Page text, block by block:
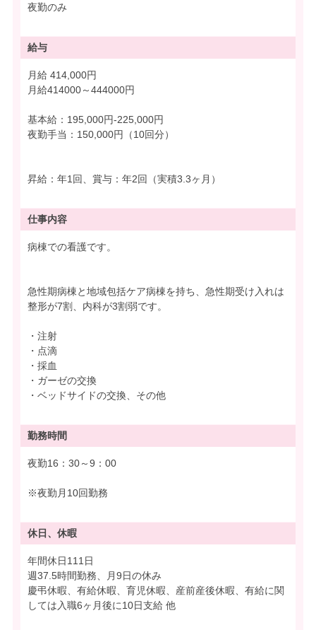
夜勤のみ
給与
月給 414,000円
月給414000～444000円
基本給：195,000円-225,000円
夜勤手当：150,000円（10回分）
昇給：年1回、賞与：年2回（実積3.3ヶ月）
仕事内容
病棟での看護です。
急性期病棟と地域包括ケア病棟を持ち、急性期受け入れは
整形が7割、内科が3割弱です。
・注射
・点滴
・採血
・ガーゼの交換
・ベッドサイドの交換、その他
勤務時間
夜勤16：30～9：00
※夜勤月10回勤務
休日、休暇
年間休日111日
週37.5時間勤務、月9日の休み
慶弔休暇、有給休暇、育児休暇、産前産後休暇、有給に関
しては入職6ヶ月後に10日支給 他